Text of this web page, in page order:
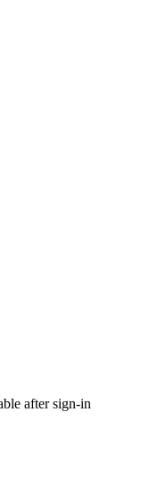
after sign-in